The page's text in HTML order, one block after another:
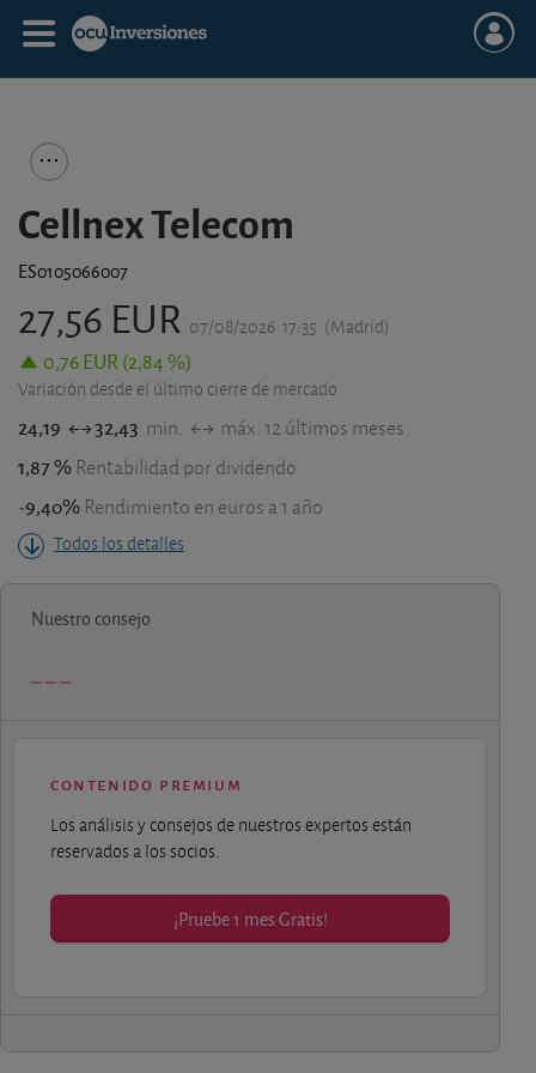
Cellnex Telecom
ES0105066007
27,56 EUR 07/08/2026 17:35 (Madrid)
0,76 EUR (2,84 %)
Variación desde el último cierre de mercado
24,19 32,43 min. máx. 12 últimos meses
1,87 % Rentabilidad por dividendo
-9,40% Rendimiento en euros a 1 año
Todos los detalles
Nuestro consejo
contenido premium
Los análisis y consejos de nuestros expertos están
reservados a los socios.
¡Pruebe 1 mes Gratis!